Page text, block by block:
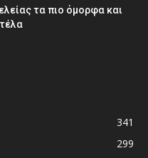
τα πιο όμορφα και
341
299